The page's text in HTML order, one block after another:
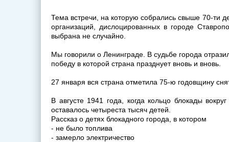
Тема встречи, на которую собрались свыше 70-ти
организаций, дислоцированных в городе
выбрана не случайно.
Мы говорили о Ленинграде. В судьбе города
победу в которой страна празднует вновь и вновь.
27 января вся страна отметила 75-ю годовщину
В августе 1941 года, когда кольцо блокады
оставалось четыреста тысяч детей.
Рассказ о детях блокадного города, в котором
- не было топлива
- замерло электричество